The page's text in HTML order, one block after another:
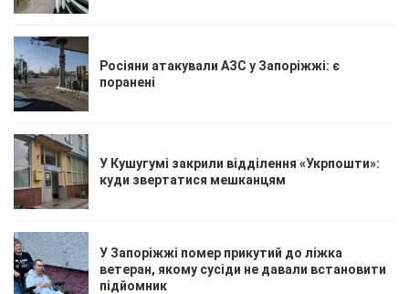
Росіяни атакували АЗС у Запоріжжі: є
поранені
У Кушугумі закрили відділення «Укрпошти»:
куди звертатися мешканцям
У Запоріжжі помер прикутий до ліжка
ветеран, якому сусіди не давали встановити
підйомник